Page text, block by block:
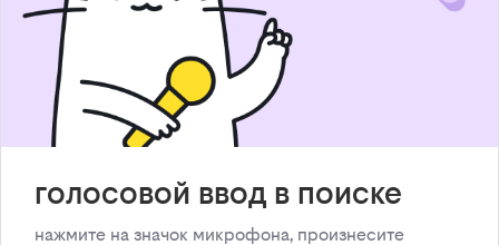
голосовой ввод в поиске
нажмите на значок микрофона, произнесите